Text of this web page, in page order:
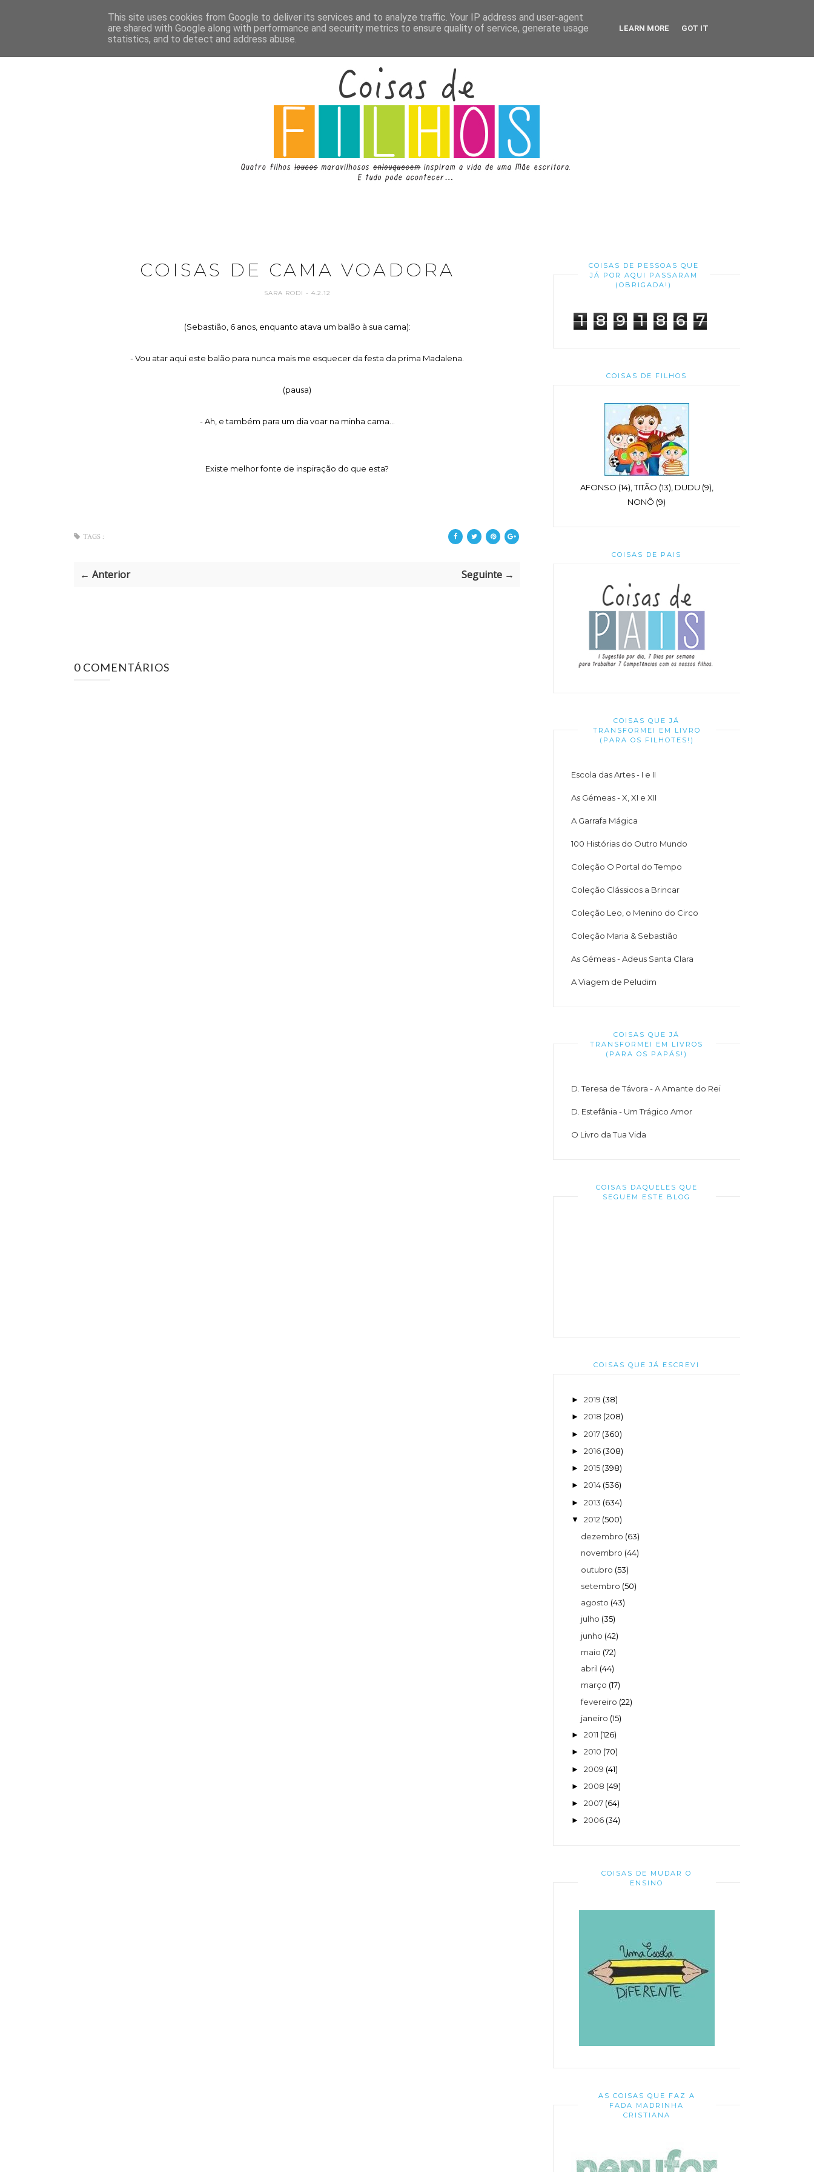
COISAS DE CAMA VOADORA
SARA RODI - 4.2.12
(Sebastião, 6 anos, enquanto atava um balão à sua cama):
- Vou atar aqui este balão para nunca mais me esquecer da festa da prima Madalena.
(pausa)
- Ah, e também para um dia voar na minha cama...
Existe melhor fonte de inspiração do que esta?
TAGS :
← Anterior Seguinte →
0 COMENTÁRIOS
COISAS DE PESSOAS QUE
JÁ POR AQUI PASSARAM
(OBRIGADA!)
1 8 9 1 8 6 7
COISAS DE FILHOS
AFONSO (14), TITÃO (13), DUDU (9),
NONÔ (9)
COISAS DE PAIS
COISAS QUE JÁ
TRANSFORMEI EM LIVRO
(PARA OS FILHOTES!)
Escola das Artes - I e II
As Gémeas - X, XI e XII
A Garrafa Mágica
100 Histórias do Outro Mundo
Coleção O Portal do Tempo
Coleção Clássicos a Brincar
Coleção Leo, o Menino do Circo
Coleção Maria & Sebastião
As Gémeas - Adeus Santa Clara
A Viagem de Peludim
COISAS QUE JÁ
TRANSFORMEI EM LIVROS
(PARA OS PAPÁS!)
D. Teresa de Távora - A Amante do Rei
D. Estefânia - Um Trágico Amor
O Livro da Tua Vida
COISAS DAQUELES QUE
SEGUEM ESTE BLOG
COISAS QUE JÁ ESCREVI
► 2019 (38)
► 2018 (208)
► 2017 (360)
► 2016 (308)
► 2015 (398)
► 2014 (536)
► 2013 (634)
▼ 2012 (500)
dezembro (63)
novembro (44)
outubro (53)
setembro (50)
agosto (43)
julho (35)
junho (42)
maio (72)
abril (44)
março (17)
fevereiro (22)
janeiro (15)
► 2011 (126)
► 2010 (70)
► 2009 (41)
► 2008 (49)
► 2007 (64)
► 2006 (34)
COISAS DE MUDAR O
ENSINO
AS COISAS QUE FAZ A
FADA MADRINHA
CRISTIANA
This site uses cookies from Google to deliver its services and to analyze traffic. Your IP address and user-agent
are shared with Google along with performance and security metrics to ensure quality of service, generate usage
statistics, and to detect and address abuse.
LEARN MORE GOT IT